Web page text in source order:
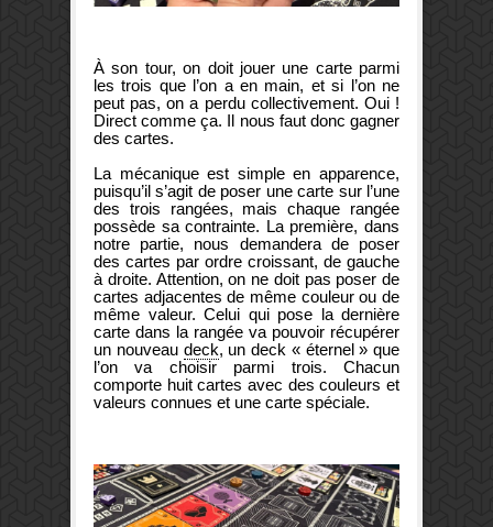
À son tour, on doit jouer une carte parmi
les trois que l’on a en main, et si l’on ne
peut pas, on a perdu collectivement. Oui !
Direct comme ça. Il nous faut donc gagner
des cartes.
La mécanique est simple en apparence,
puisqu’il s’agit de poser une carte sur l’une
des trois rangées, mais chaque rangée
possède sa contrainte. La première, dans
notre partie, nous demandera de poser
des cartes par ordre croissant, de gauche
à droite. Attention, on ne doit pas poser de
cartes adjacentes de même couleur ou de
même valeur. Celui qui pose la dernière
carte dans la rangée va pouvoir récupérer
un nouveau deck, un deck « éternel » que
l’on va choisir parmi trois. Chacun
comporte huit cartes avec des couleurs et
valeurs connues et une carte spéciale.